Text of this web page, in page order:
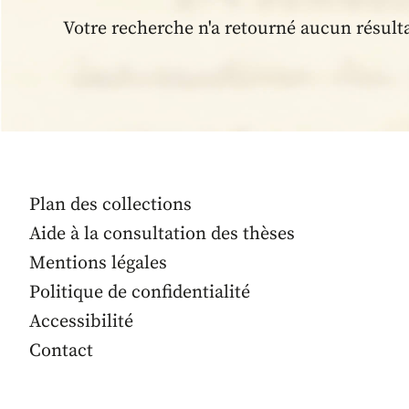
Votre recherche n'a retourné aucun
Plan des collections
Aide à la consultation des thèses
Mentions légales
Politique de confidentialité
Accessibilité
Contact